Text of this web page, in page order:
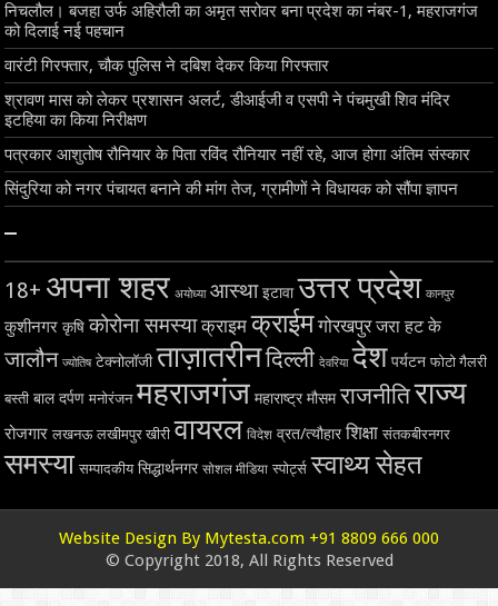
निचलौल। बजहा उर्फ अहिरौली का अमृत सरोवर बना प्रदेश का नंबर-1, महराजगंज
को दिलाई नई पहचान
वारंटी गिरफ्तार, चौक पुलिस ने दबिश देकर किया गिरफ्तार
श्रावण मास को लेकर प्रशासन अलर्ट, डीआईजी व एसपी ने पंचमुखी शिव मंदिर
इटहिया का किया निरीक्षण
पत्रकार आशुतोष रौनियार के पिता रविंद रौनियार नहीं रहे, आज होगा अंतिम संस्कार
सिंदुरिया को नगर पंचायत बनाने की मांग तेज, ग्रामीणों ने विधायक को सौंपा ज्ञापन
–
18+ अपना शहर अयोध्या आस्था इटावा उत्तर प्रदेश कानपुर
कुशीनगर कृषि कोरोना समस्या क्राइम क्राईम गोरखपुर जरा हट के
जालौन ज्योतिष टेक्नोलॉजी ताज़ातरीनदिल्ली देवरिया देश पर्यटन फोटो गैलरी
बस्ती बाल दर्पण मनोरंजन महराजगंज महाराष्ट्र मौसम राजनीतिराज्य
रोजगार लखनऊ लखीमपुर खीरी वायरल विदेश व्रत/त्यौहार शिक्षा संतकबीरनगर
समस्या सम्पादकीय सिद्धार्थनगर सोशल मीडिया स्पोर्ट्स स्वाथ्य सेहत
Website Design By Mytesta.com +91 8809 666 000
© Copyright 2018, All Rights Reserved